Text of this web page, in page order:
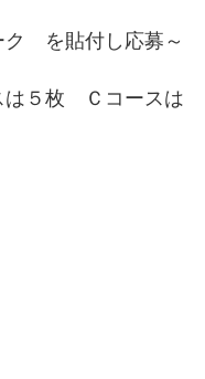
ク を貼付し応募～
は５枚 Ｃコースは